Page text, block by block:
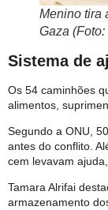
Menino tira
Gaza
Sistema de
Os 54 caminhões
alimentos,
Segundo a ONU,
antes do conflito.
cem levavam
Tamara Alrifai
armazenamento